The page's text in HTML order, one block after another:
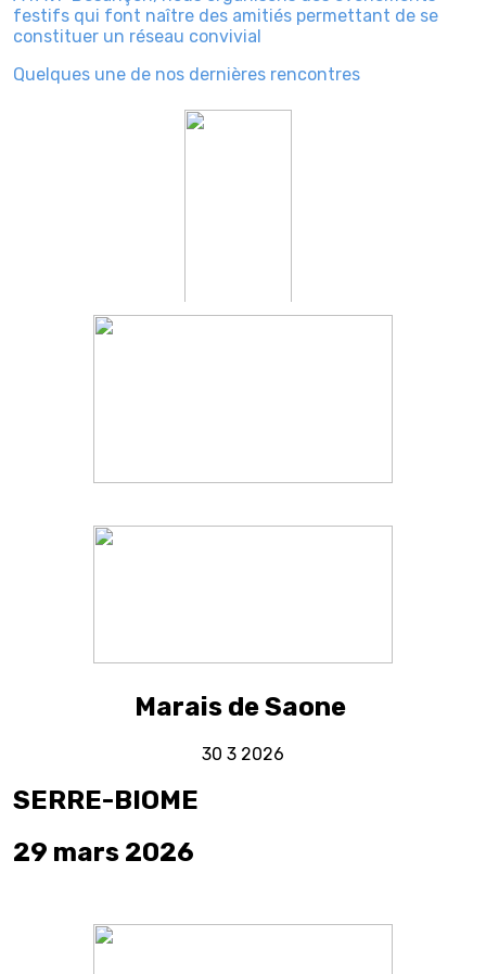
festifs qui font naître des amitiés permettant de se
constituer un réseau convivial
Quelques une de nos dernières rencontres
Marais de Saone
30 3 2026
SERRE-BIOME
29 mars 2026